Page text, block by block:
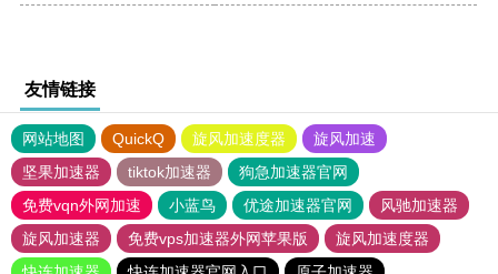
友情链接
网站地图 QuickQ 旋风加速度器
旋风加速
坚果加速器
tiktok加速器
狗急加速器官网
免费vqn外网加速
小蓝鸟 优途加速器官网
风驰加速器
旋风加速器
免费vps加速器外网苹果版
旋风加速度器